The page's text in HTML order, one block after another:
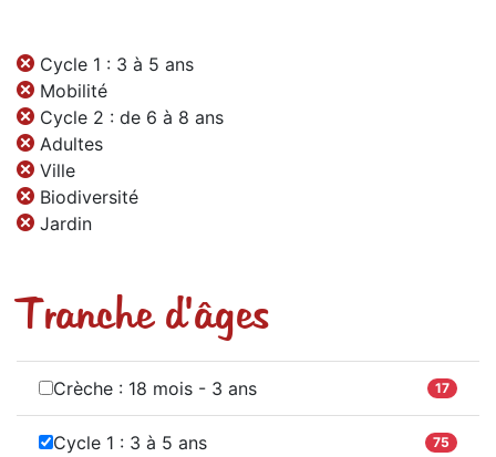
Cycle 1 : 3 à 5 ans
Mobilité
Cycle 2 : de 6 à 8 ans
Adultes
Ville
Biodiversité
Jardin
Tranche d'âges
Crèche : 18 mois - 3 ans 17
Cycle 1 : 3 à 5 ans 75